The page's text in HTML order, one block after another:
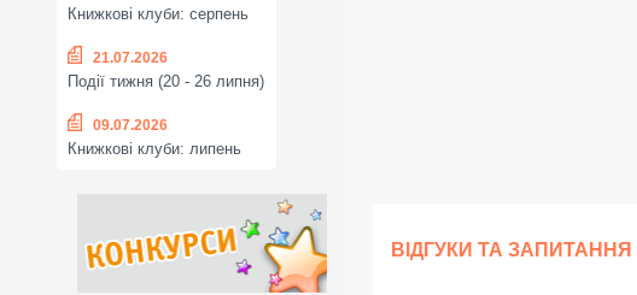
Книжкові клуби: серпень
21.07.2026
Події тижня (20 - 26 липня)
09.07.2026
Книжкові клуби: липень
ВІДГУКИ ТА ЗАПИТАННЯ